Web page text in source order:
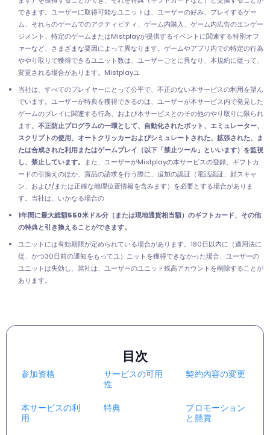
できます。ユーザーに取得可能なユニットは、ユーザーの好み、プレイするゲー
ム、それらのゲームでのアクティビティ、ゲーム内購入、ゲーム内広告のエンゲー
ジメント、特定のゲームまたはMistplayが提供するイベントに関連する特別オフ
ァーなど、さまざまな要因によって異なります。ゲームやアプリ内での特定の行為
ややり取りで獲得できるユニット数は、ユーザーごとに異なり、本規約に従って、
変更される場合があります。Mistplayユ
当社は、すべてのプレイヤーにとって公平で、不正のない本サービスの利用を望ん
でいます。ユーザーが特典を獲得できるのは、ユーザーが本サービス内で発見した
ゲームのプレイに関連する行為、および本サービスとのその他のやり取りに限られ
ます。 不正防止プログラムの一環として、自動化されたボット、エミュレーター、
スクリプトの使用、オートクリッカーおよびシミュレートされた、拡張された、ま
たは合成された利用またはゲームプレイ（以下「禁止ツール」といいます）を監視
し、禁止しています。 また、ユーザーがMistplayの本サービスの登録、ギフトカ
ードの引換えのほか、賞品の請求を行う際に、追加の認証（電話認証、顔スキャ
ン、および/または正確な地理位置情報を含みます）を必要とする場合がありま
す。当社は、いかなる場合の
1年間に最大総額550米ドル分（または現地通貨相当額）のギフトカード、その他
の特典と引き換えることができます。
ユニットには有効期限が定められている場合があります。180日以内に（適用法に
従、かつ30日前の通知をもってユ）ニットを獲得できなかった場合、ユーザーの
ユニットは失効し、當社は、ユーザーのユニット残高アカウントを削除することが
あります。
目次
参加资格
サービスの可用
性
契約內容の変更
本サービスの利
用
特典
プロモーション
と懸賞